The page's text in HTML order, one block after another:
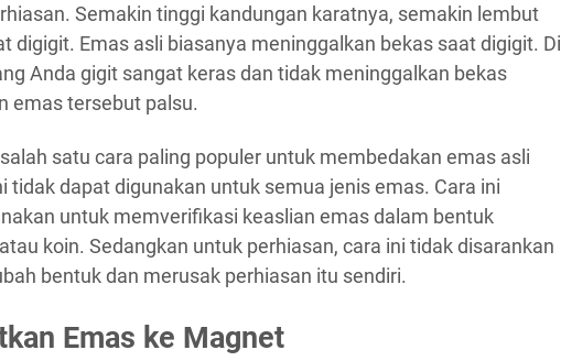
Semakin tinggi kandungan karatnya, semakin lembut
digigit. Emas asli biasanya meninggalkan bekas saat digigit. Di
Anda gigit sangat keras dan tidak meninggalkan bekas
emas tersebut palsu.
satu cara paling populer untuk membedakan emas asli
tidak dapat digunakan untuk semua jenis emas. Cara ini
untuk memverifikasi keaslian emas dalam bentuk
koin. Sedangkan untuk perhiasan, cara ini tidak disarankan
bentuk dan merusak perhiasan itu sendiri.
Emas ke Magnet